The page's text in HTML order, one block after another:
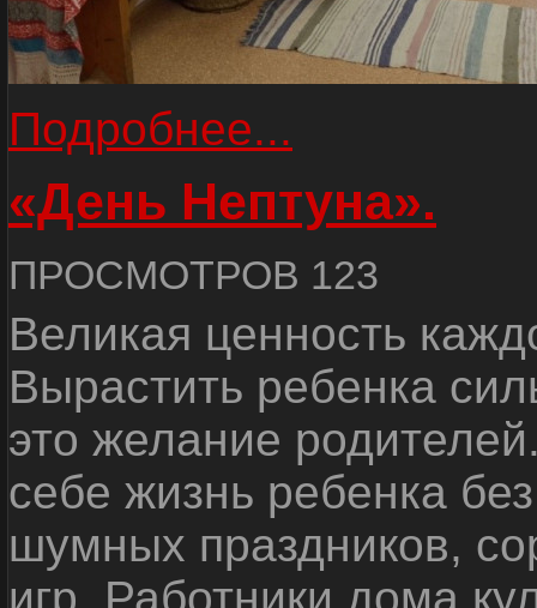
Подробнее...
«День Нептуна».
ПРОСМОТРОВ 123
Великая ценность
Вырастить ребенка
это желание
себе жизнь ребенка
шумных праздников,